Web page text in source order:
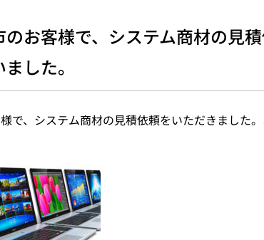
お客様で、システム商材の見
した。
で、システム商材の見積依頼をいただきました。